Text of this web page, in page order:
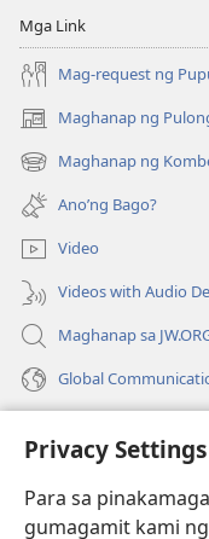
Privacy Settings
Para sa
gumagamit kami
Mga Link
Mag-request ng
Maghanap ng
(may
bubukas
na
bagong
window)
Maghanap ng
(may
bubukas
na
bagong
window)
Ano’ng Bago?
Video
Videos with Audio
Maghanap sa
Global
(may